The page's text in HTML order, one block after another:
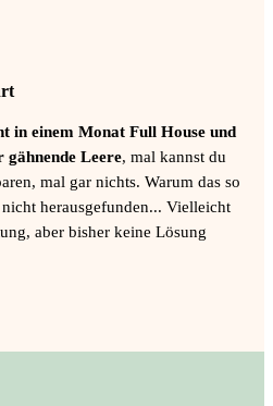
in einem Monat Full House und
gähnende Leere, mal kannst du
mal gar nichts. Warum das so
herausgefunden... Vielleicht
aber bisher keine Lösung